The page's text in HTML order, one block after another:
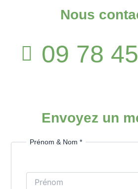
Nous
09 78
Envoyez un
Prénom & Nom*